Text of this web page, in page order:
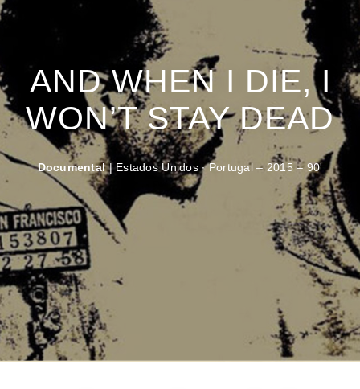
AND WHEN I DIE, I
WON’T STAY DEAD
Documental| Estados Unidos ∙ Portugal – 2015 – 90'